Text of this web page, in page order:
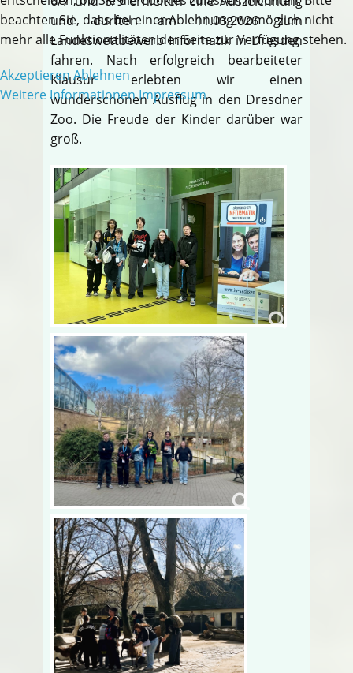
und durften am 11.03.2026 zum
Landeswettbewerb Informatik in Dresden
fahren. Nach erfolgreich bearbeiteter
Klausur erlebten wir einen
wunderschönen Ausflug in den Dresdner
Zoo. Die Freude der Kinder darüber war
groß.
beachten Sie, dass bei einer Ablehnung womöglich nicht
mehr alle Funktionalitäten der Seite zur Verfügung stehen.
AkzeptierenAblehnen
Weitere Informationen Impressum